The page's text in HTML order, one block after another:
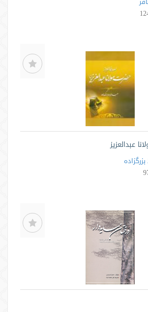
عبدالعزیز